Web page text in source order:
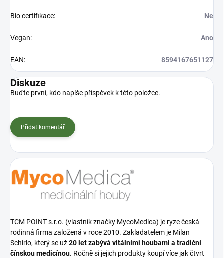
Bio certifikace: Ne
Vegan: Ano
EAN: 8594167651127
Diskuze
Buďte první, kdo napíše příspěvek k této položce.
Přidat komentář
TCM POINT s.r.o. (vlastník značky MycoMedica) je ryze česká
rodinná firma založená v roce 2010. Zakladatelem je Milan
Schirlo, který se už20 let zabývá vitálními houbami a tradiční
čínskou medicínou. Ročně si jejich produkty koupí více jak čtvrt